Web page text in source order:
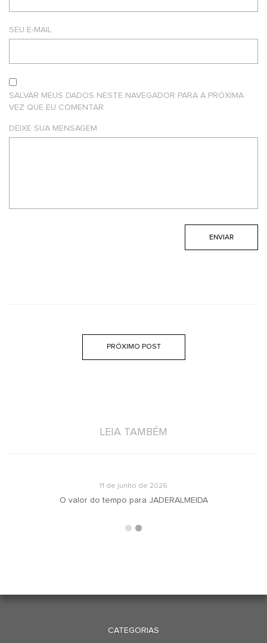
SEU E-MAIL
SALVAR MEUS DADOS NESTE NAVEGADOR PARA A PRÓXIMA
VEZ QUE EU COMENTAR.
DEIXE SUA MENSAGEM
PRÓXIMO POST
LEIA TAMBÉM
11 de junho de 2026
O valor do tempo para JADERALMEIDA
CATEGORIAS